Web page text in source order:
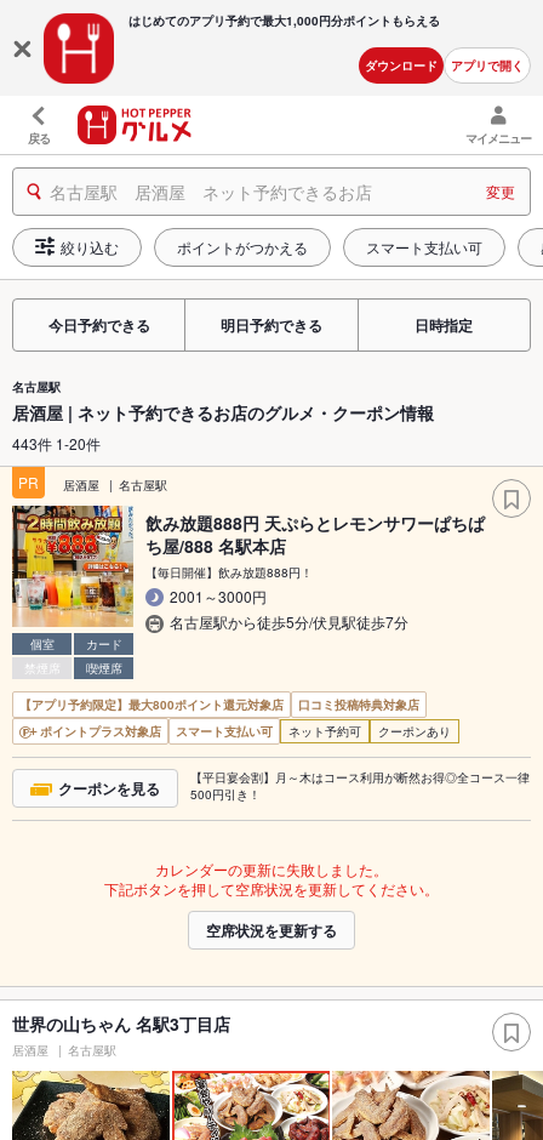
はじめてのアプリ予約で最大1,000円分ポイントもらえる
ダウンロード アプリで開く
戻る マイメニュー
名古屋駅 居酒屋 ネット予約できるお店 変更
絞り込む ポイントがつかえる スマート支払い可
今日予約できる 明日予約できる 日時指定
名古屋駅
居酒屋 | ネット予約できるお店のグルメ・クーポン情報
443件 1-20件
PR
居酒屋 名古屋駅
個室
カード
禁煙席
喫煙席
飲み放題888円 天ぷらとレモンサワーぱちぱ
ち屋/888 名駅本店
【毎日開催】飲み放題888円！
2001～3000円
名古屋駅から徒歩5分/伏見駅徒歩7分
【アプリ予約限定】最大800ポイント還元対象店
口コミ投稿特典対象店
ポイントプラス対象店
スマート支払い可 ネット予約可 クーポンあり
クーポンを見る
【平日宴会割】月～木はコース利用が断然お得◎全コース一律
500円引き！
カレンダーの更新に失敗しました。
下記ボタンを押して空席状況を更新してください。
空席状況を更新する
世界の山ちゃん 名駅3丁目店
居酒屋 名古屋駅